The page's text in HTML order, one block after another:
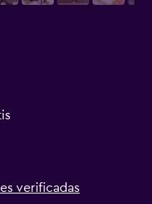
verificadas